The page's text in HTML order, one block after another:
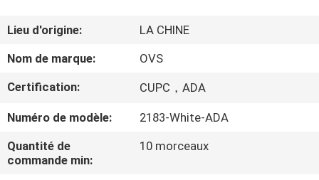
SUJET
DE
NOUS
VISITE
D'USINE
Lieu d'origine:
LA CHINE
Nom de marque:
OVS
Certification:
CUPC，ADA
Numéro de modèle:
2183-White-ADA
Quantité de
commande min:
10 morceaux